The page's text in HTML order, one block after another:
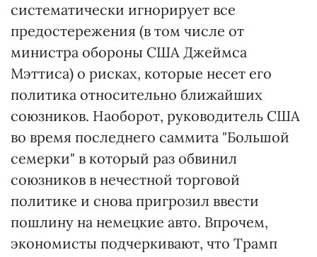
систематически игнорирует все
предостережения (в том числе от
министра обороны США Джеймса
Мэттиса) о рисках, которые несет его
политика относительно ближайших
союзников. Наоборот, руководитель США
во время последнего саммита "Большой
семерки" в который раз обвинил
союзников в нечестной торговой
политике и снова пригрозил ввести
пошлину на немецкие авто. Впрочем,
экономисты подчеркивают, что Трамп